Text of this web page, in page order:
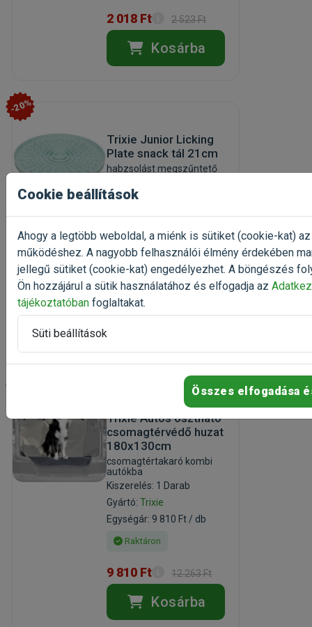
2 018 Ft 2 523 Ft
Kosárba
-20%
Trixie Junior Licking
Plate snack tál 21cm
habzsolást megszűntető
Egységár: 2 018 Ft / db
Rendelhető
2 018 Ft
Trixie Autós osztható
csomagtérvédő huzat
180x130cm
csomagtértakaró kombi
autókba
Kiszerelés: 1 Darab
Gyártó:Trixie
Egységár: 9 810 Ft / db
Raktáron
9 810 Ft 12 263 Ft
Kosárba
Cookie beállítások
Ahogy a legtöbb weboldal, a miénk is sütiket (cookie-kat)
működéshez. A nagyobb felhasználói élmény érdekében
jellegű sütiket (cookie-kat) engedélyezhet. A böngészés
Ön hozzájárul a sütik használatához és elfogadja az
tájékoztatóban foglaltakat.
Süti beállítások
Összes elfogadása